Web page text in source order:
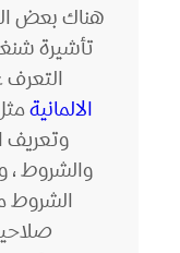
هناك بعض
تأشيرة
الالمانية
وتعريف
والشروط ،
الشروط
صلاحية